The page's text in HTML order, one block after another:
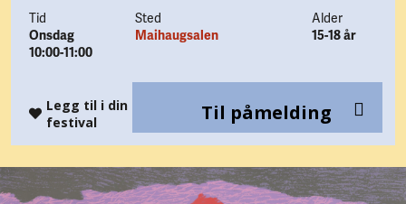
Tid
Onsdag
10:00-11:00
Sted
Maihaugsalen
Alder
15-18 år
Til påmelding
Legg til i din
festival